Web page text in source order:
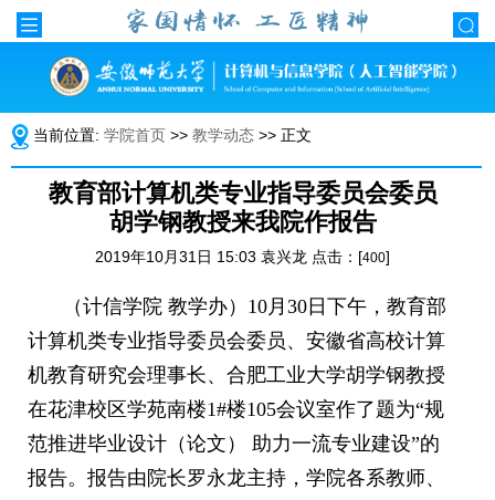
当前位置: 学院首页 >> 教学动态 >> 正文
教育部计算机类专业指导委员会委员
胡学钢教授来我院作报告
2019年10月31日 15:03 袁兴龙 点击：[400]
（计信学院 教学办） 10月 30 日下午，教育部
计算机类专业指导委员会委员、安徽省高校计算
机教育研究会理事长、合肥工业大学胡学钢教授
在花津校区学苑南楼1#楼105会议室作了题为“规
范推进毕业设计（论文）
助力一流专业建设”的
报告。报告由院长罗永龙主持，学院各系教师、